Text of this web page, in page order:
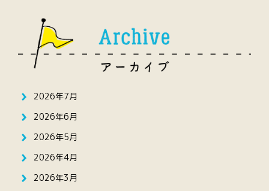
2026年7月
2026年6月
2026年5月
2026年4月
2026年3月